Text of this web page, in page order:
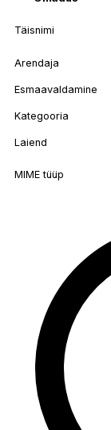
Täisnimi
Arendaja
Esmaavaldamine
Kategooria
Laiend
MIME tüüp